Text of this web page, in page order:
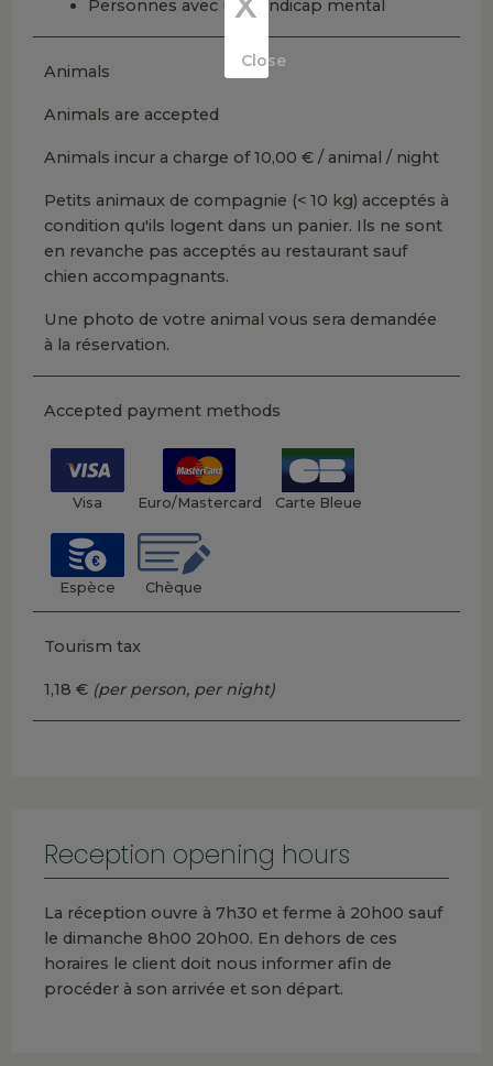
Personnes avec un handicap mental
Animals
Animals are accepted
Animals incur a charge of 10,00 € / animal / night
Petits animaux de compagnie (< 10 kg) acceptés à
condition qu'ils logent dans un panier. Ils ne sont
en revanche pas acceptés au restaurant sauf
chien accompagnants.
Une photo de votre animal vous sera demandée
à la réservation.
Accepted payment methods
Visa Euro/Mastercard Carte Bleue
Espèce Chèque
Tourism tax
1,18 € (per person, per night)
Reception opening hours
La réception ouvre à 7h30 et ferme à 20h00 sauf
le dimanche 8h00 20h00. En dehors de ces
horaires le client doit nous informer afin de
procéder à son arrivée et son départ.
Close